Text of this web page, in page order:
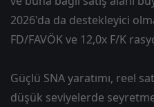
2026'da da destekleyici
FD/FAVÖK ve 12,0x F/K
Güçlü SNA yaratımı, reel
düşük seviyelerde